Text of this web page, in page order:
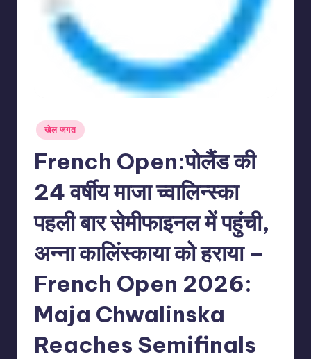
Posted
in
खेल जगत
French Open:पोलैंड की
24 वर्षीय माजा च्वालिन्स्का
पहली बार सेमीफाइनल में पहुंची,
अन्ना कालिंस्काया को हराया –
French Open 2026:
Maja Chwalinska
Reaches Semifinals